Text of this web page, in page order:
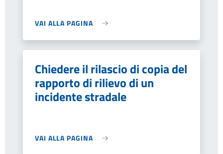
VAI ALLA PAGINA
Chiedere il rilascio di copia del
rapporto di rilievo di un
incidente stradale
VAI ALLA PAGINA